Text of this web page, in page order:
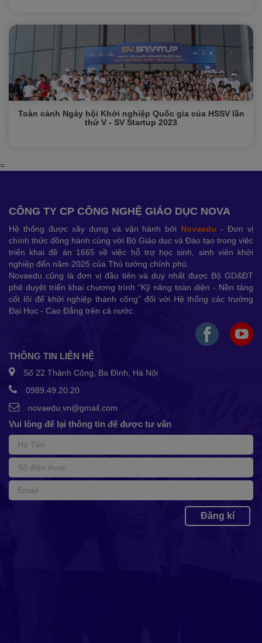
Toàn cảnh Ngày hội Khởi nghiệp Quốc gia của HSSV lần
thứ V - SV Startup 2023
=
CÔNG TY CP CÔNG NGHỆ GIÁO DỤC NOVA
Hệ thống được xây dựng và vận hành bởi Novaedu - Đơn vị
chính thức đồng hành cùng với Bộ Giáo dục và Đào tạo trong việc
triển khai đề án 1665 về việc hỗ trợ học sinh, sinh viên khởi
nghiệp đến năm 2025 của Thủ tướng chính phủ.
Novaedu cũng là đơn vị đầu tiên và duy nhất được Bộ GD&ĐT
phê duyệt triển khai chương trình “Kỹ năng toàn diện - Nền tảng
cốt lõi để khởi nghiệp thành công” đối với Hệ thống các trường
Đại Học - Cao Đẳng trên cả nước.
THÔNG TIN LIÊN HỆ
Số 22 Thành Công, Ba Đình, Hà Nội
0989.49.20.20
novaedu.vn@gmail.com
Vui lòng để lại thông tin để được tư vấn
Đăng kí